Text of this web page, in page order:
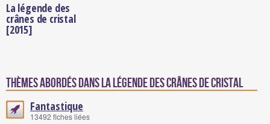
La légende des
crânes de cristal
[2015]
Thèmes abordés dans La légende des crânes de cristal
Fantastique
13492 fiches liées